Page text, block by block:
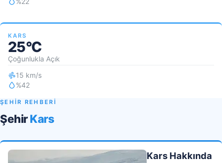
KARS
25°C
Çoğunlukla Açık
15 km/s
%42
ŞEHİR REHBERİ
ŞehirKars
Kars Hakkında